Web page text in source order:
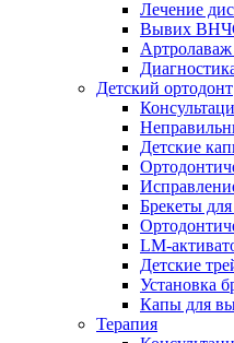
Лечение
Вывих
Детский ортодонт
Детские
Брекеты для
LM-
Детские
Установка
Капы для
Терапия